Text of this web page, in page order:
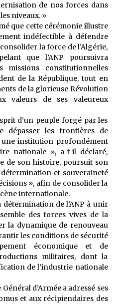
de nos forces dans
niveaux. »
que cette cérémonie illustre
indéfectible à défendre
la force de l’Algérie,
que l’ANP poursuivra
missions constitutionnelles
de la République, tout en
de la glorieuse Révolution
valeurs de ses valeureux
d’un peuple forgé par les
dépasser les frontières de
une institution profondément
nationale », a-t-il déclaré,
de son histoire, poursuit son
et souveraineté
», afin de consolider la
internationale.
de l’ANP à unir
des forces vives de la
la dynamique de renouveau
les conditions de sécurité
économique et de
militaires, dont la
de l’industrie nationale
d’Armée a adressé ses
et aux récipiendaires des